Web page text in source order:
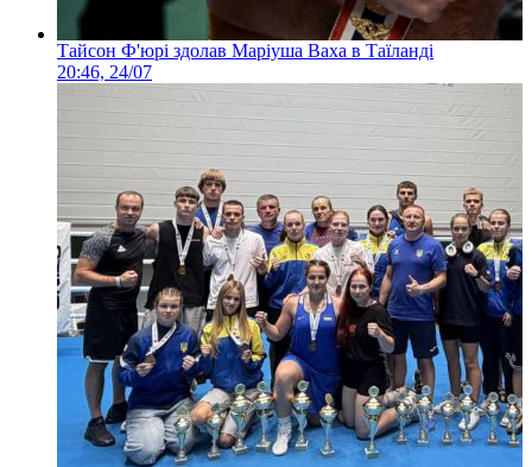
Тайсон Ф'юрі здолав Маріуша Ваха в Таїланді
20:46, 24/07